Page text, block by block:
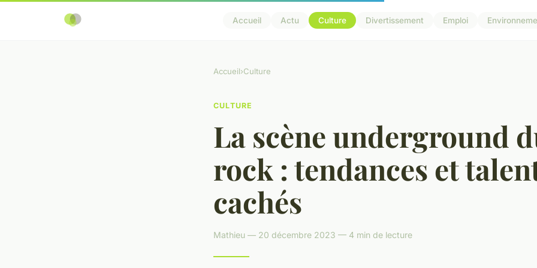
Accueil Actu Culture Divertissement Emploi
Accueil›Culture
CULTURE
La scène underground
rock : tendances et
cachés
Mathieu — 20 décembre 2023 — 4 min de lecture